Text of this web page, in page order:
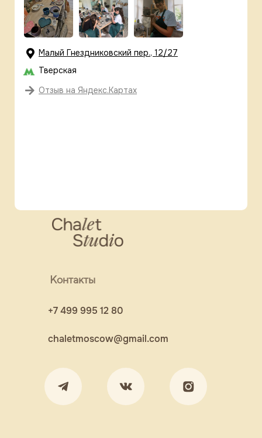
Малый Гнездниковский пер., 12/27
Тверская
Отзыв на Яндекс.Картах
Контакты
+7 499 995 12 80
chaletmoscow@gmail.com